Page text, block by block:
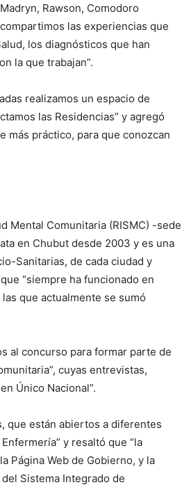
Rawson, Comodoro
las experiencias que
los diagnósticos que han
la que trabajan”.
realizamos un espacio de
las Residencias” y agregó
más práctico, para que conozcan
Mental Comunitaria (RISMC) -sede
en Chubut desde 2003 y es una
Sanitarias, de cada ciudad y
“siempre ha funcionado en
que actualmente se sumó
al concurso para formar parte de
cuyas entrevistas,
Único Nacional”.
que están abiertos a diferentes
y resaltó que “la
Página Web de Gobierno, y la
Sistema Integrado de